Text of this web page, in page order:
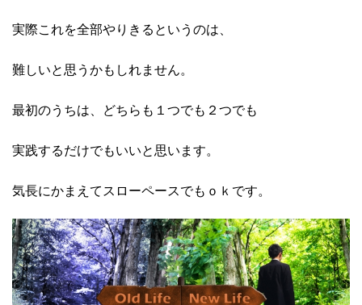
実際これを全部やりきるというのは、
難しいと思うかもしれません。
最初のうちは、どちらも１つでも２つでも
実践するだけでもいいと思います。
気長にかまえてスローペースでもｏｋです。